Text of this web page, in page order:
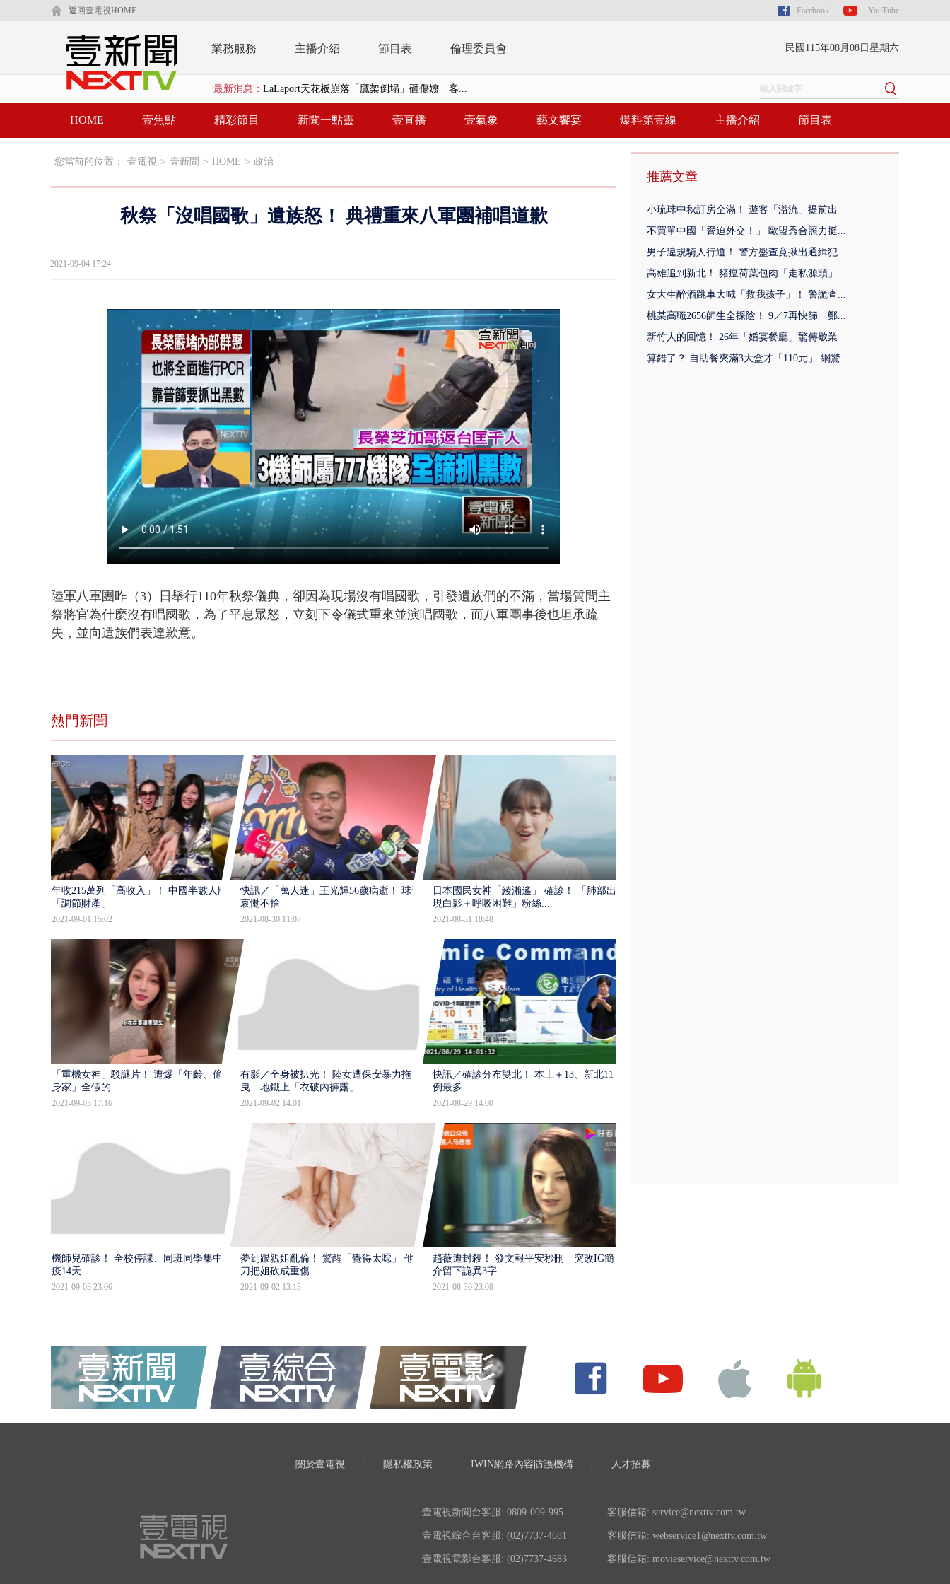
返回壹電視HOME Facebook YouTube
業務服務 主播介紹 節目表 倫理委員會 民國115年08月08日星期六
最新消息： LaLaport天花板崩落「鷹架倒塌」砸傷嬤 客...
名律狠詐慈濟10億！ 豪宅藏「9千萬鈔票磚、...
「吉伊卡哇」劇場版超人氣限量特典 粉絲排...
「疫苗採購」大逆轉！ 證實慈濟買BNT遭詐10...
HOME 壹焦點 精彩節目 新聞一點靈 壹直播 壹氣象 藝文饗宴 爆料第壹線 主播介紹 節目表
您當前的位置： 壹電視 > 壹新聞 > HOME > 政治
秋祭「沒唱國歌」遺族怒！ 典禮重來八軍團補唱道歉
2021-09-04 17:24
陸軍八軍團昨（3）日舉行110年秋祭儀典，卻因為現場沒有唱國歌，引發遺族們的不滿，當場質問主
祭將官為什麼沒有唱國歌，為了平息眾怒，立刻下令儀式重來並演唱國歌，而八軍團事後也坦承疏
失，並向遺族們表達歉意。
熱門新聞
年收215萬列「高收入」！ 中國半數人將
「調節財產」
2021-09-01 15:02
快訊／「萬人迷」王光輝56歲病逝！ 球迷
哀慟不捨
2021-08-30 11:07
日本國民女神「綾瀨遙」 確診！ 「肺部出
現白影＋呼吸困難」粉絲...
2021-08-31 18:48
「重機女神」駁謎片！ 遭爆「年齡、億萬
身家」全假的
2021-09-03 17:16
有影／全身被扒光！ 陸女遭保安暴力拖
曳 地鐵上「衣破內褲露」
2021-09-02 14:01
快訊／確診分布雙北！ 本土＋13、新北11
例最多
2021-08-29 14:00
機師兒確診！ 全校停課、同班同學集中檢
疫14天
2021-09-03 23:06
夢到跟親姐亂倫！ 驚醒「覺得太噁」 他持
刀把姐砍成重傷
2021-09-02 13:13
趙薇遭封殺！ 發文報平安秒刪 突改IG簡
介留下詭異3字
2021-08-30 23:08
推薦文章
小琉球中秋訂房全滿！ 遊客「溢流」提前出
不買單中國「脅迫外交！」 歐盟秀合照力挺...
男子違規騎人行道！ 警方盤查竟揪出通緝犯
高雄追到新北！ 豬瘟荷葉包肉「走私源頭」...
女大生醉酒跳車大喊「救我孩子」！ 警詭查...
桃某高職2656師生全採陰！ 9／7再快篩 鄭...
新竹人的回憶！ 26年「婚宴餐廳」驚傳歇業
算錯了？ 自助餐夾滿3大盒才「110元」 網驚...
關於壹電視 隱私權政策 IWIN網路內容防護機構 人才招募
壹電視新聞台客服: 0809-009-995 客服信箱: service@nexttv.com.tw
壹電視綜合台客服: (02)7737-4681 客服信箱: webservice1@nexttv.com.tw
壹電視電影台客服: (02)7737-4683 客服信箱: movieservice@nexttv.com.tw